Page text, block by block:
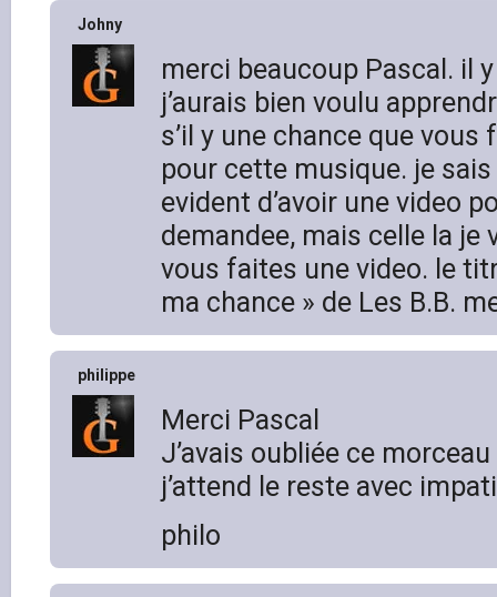
Johny
merci beaucoup Pascal. il
j’aurais bien voulu
s’il y une chance que vous
pour cette musique. je sais
evident d’avoir une video
demandee, mais celle la je
vous faites une video. le
ma chance » de Les B.B.
philippe
Merci Pascal
J’avais oubliée ce
j’attend le reste avec
philo